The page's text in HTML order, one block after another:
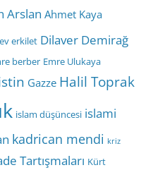
Arslan Ahmet Kaya
erkilet Dilaver Demirağ
berber Emre Ulukaya
Gazze Halil Toprak
islam düşüncesi islami
kadrican mendi kriz
Tartışmaları Kürt